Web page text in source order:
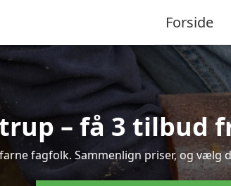
Forside
– få 3 tilbud
fagfolk. Sammenlign priser, og